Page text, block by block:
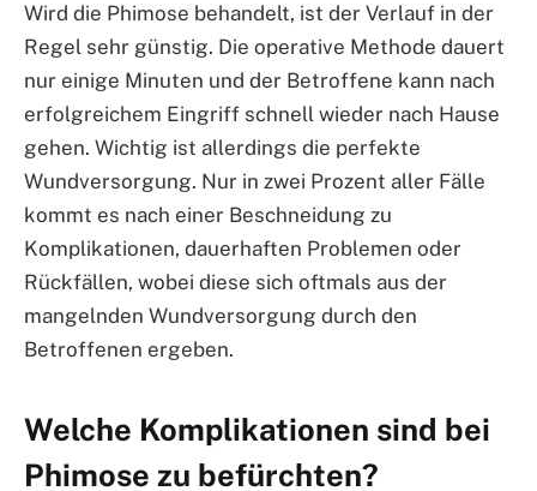
Wird die Phimose behandelt, ist der Verlauf in der
Regel sehr günstig. Die operative Methode dauert
nur einige Minuten und der Betroffene kann nach
erfolgreichem Eingriff schnell wieder nach Hause
gehen. Wichtig ist allerdings die perfekte
Wundversorgung. Nur in zwei Prozent aller Fälle
kommt es nach einer Beschneidung zu
Komplikationen, dauerhaften Problemen oder
Rückfällen, wobei diese sich oftmals aus der
mangelnden Wundversorgung durch den
Betroffenen ergeben.
Welche Komplikationen sind bei
Phimose zu befürchten?